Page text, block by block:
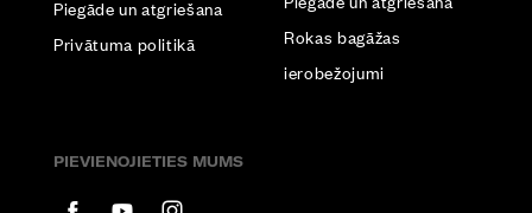
Piegāde un atgriešana
Privātuma politikā
Rokas bagāžas
ierobežojumi
PIEVIENOJIETIES MUMS